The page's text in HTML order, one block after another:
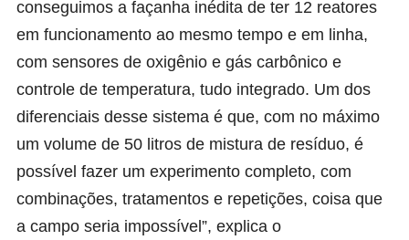
conseguimos a façanha inédita de ter 12 reatores
em funcionamento ao mesmo tempo e em linha,
com sensores de oxigênio e gás carbônico e
controle de temperatura, tudo integrado. Um dos
diferenciais desse sistema é que, com no máximo
um volume de 50 litros de mistura de resíduo, é
possível fazer um experimento completo, com
combinações, tratamentos e repetições, coisa que
a campo seria impossível”, explica o